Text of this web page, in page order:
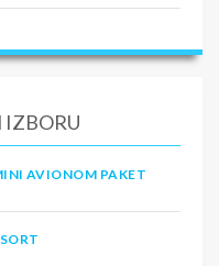
IZBORU
AVIONOM PAKET